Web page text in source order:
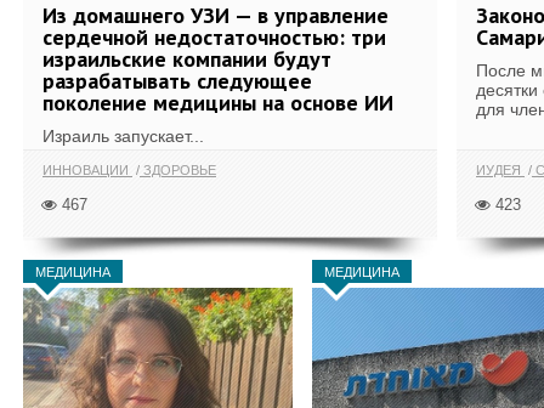
Из домашнего УЗИ — в управление
сердечной недостаточностью: три
израильские компании будут
разрабатывать следующее
поколение медицины на основе ИИ
Израиль запускает...
ИННОВАЦИИ ЗДОРОВЬЕ
467
После
для
ИУДЕЯ
423
МЕДИЦИНА МЕДИЦИНА